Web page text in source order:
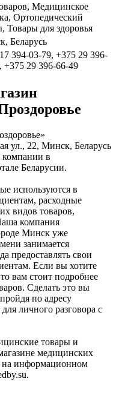
Медицинское
Ортопедический
Товары для здоровья
Беларусь
394-03-79, +375 29 396-
+375 29 396-66-49
ул., 22, Минск, Беларусь
компании в
Беларусии.
используются в
расходные
видов товаров,
компания
Минск уже
занимается
предоставлять свои
Если вы хотите
вам стоит подробнее
Сделать это вы
по адресу
личного разговора с
товары и
медицинских
на информационном